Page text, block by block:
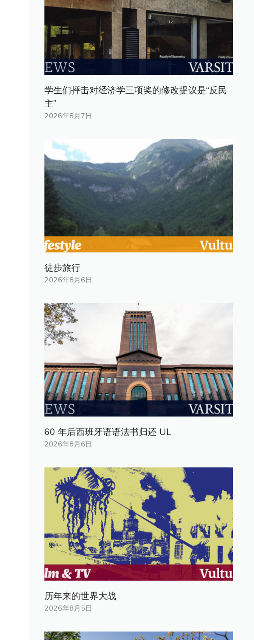
学生们抨击对经济学三项奖的修改提议是“反民
主”
2026年8月7日
徒步旅行
2026年8月6日
60 年后西班牙语语法书归还 UL
2026年8月6日
历年来的世界大战
2026年8月5日